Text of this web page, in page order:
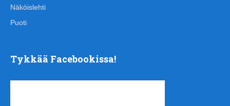
Näköislehti
Puoti
Tykkää Facebookissa!